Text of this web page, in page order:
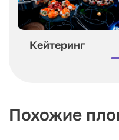
Кейтеринг
Похожие